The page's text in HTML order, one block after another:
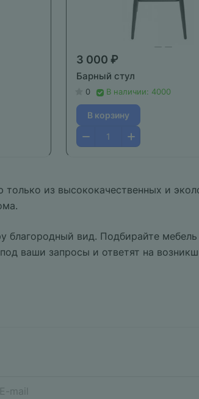
3 000 ₽
Барный стул
0 В наличии: 4000
В корзину
из высококачественных и
благородный вид. Подбирайте
ваши запросы и ответят на